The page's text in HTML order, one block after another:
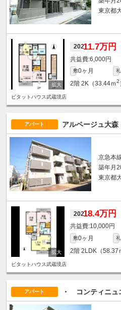
東京都
20211.7万円
6,000円
敷0ヶ月 礼
2階 2K（33.44ｍ2
ピタットハウス武蔵境店
アパート アルページュ大
京急本
築年月
東京都
20218.4万円
10,000円
敷0ヶ月 礼
2階 2LDK（58.37
ピタットハウス武蔵境店
アパート ・ コンティニュ